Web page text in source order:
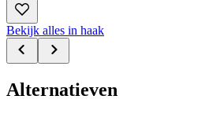
Bekijk alles in haak
Alternatieven